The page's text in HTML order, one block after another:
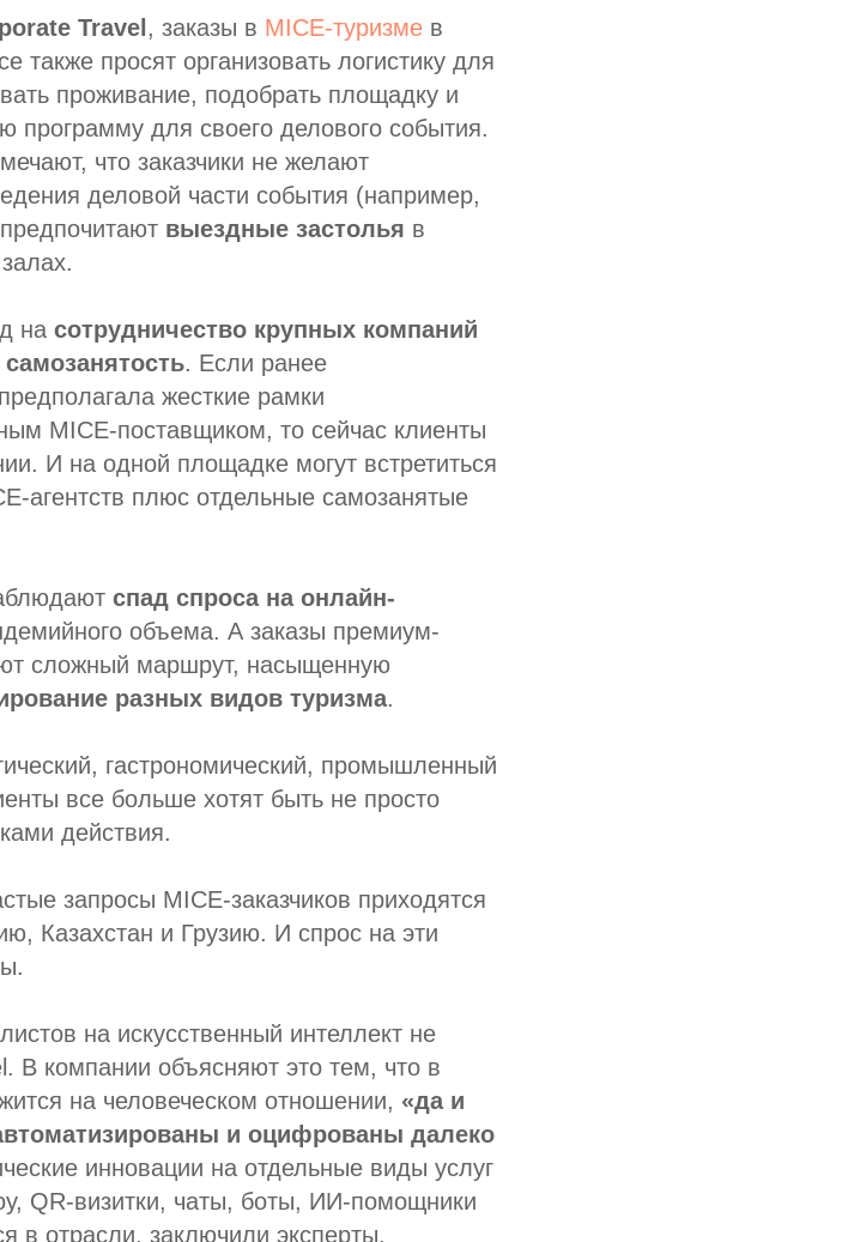
Travel , заказы в MICE-туризме в
также просят организовать логистику для
проживание, подобрать площадку и
программу для своего делового события.
что заказчики не желают
деловой части события (например,
выездные застолья в
на сотрудничество крупных компаний
. Если ранее
жесткие рамки
MICE-поставщиком, то сейчас клиенты
И на одной площадке могут встретиться
агентств плюс отдельные самозанятые
спад спроса на онлайн-
объема. А заказы премиум-
сложный маршрут, насыщенную
разных видов туризма.
гастрономический, промышленный
все больше хотят быть не просто
действия.
запросы MICE-заказчиков приходятся
Казахстан и Грузию. И спрос на эти
на искусственный интеллект не
В компании объясняют это тем, что в
на человеческом отношении, «да и
и оцифрованы далеко
инновации на отдельные виды услуг
QR-визитки, чаты, боты, ИИ-помощники
в отрасли, заключили эксперты.